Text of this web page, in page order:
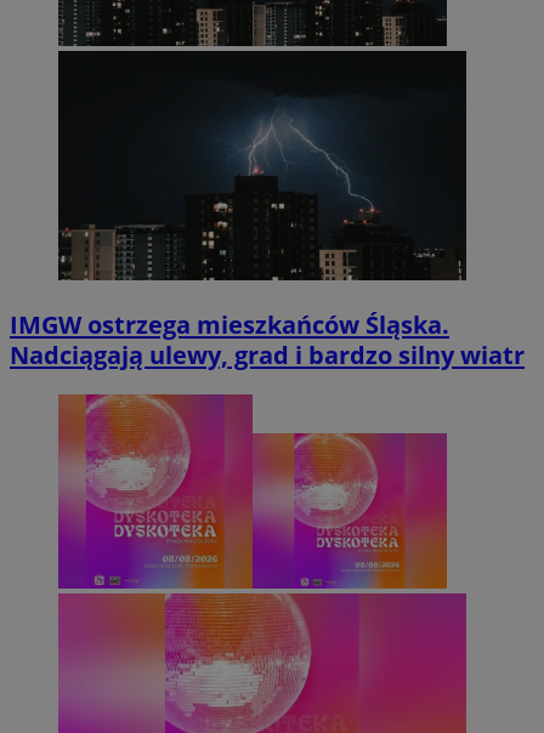
IMGW ostrzega mieszkańców Śląska.
Nadciągają ulewy, grad i bardzo silny wiatr